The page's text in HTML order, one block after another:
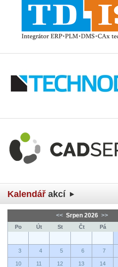
Kalendář akcí
<< Srpen 2026 >>
Po Út St Čt Pá
3 4 5 6 7
10 11 12 13 14